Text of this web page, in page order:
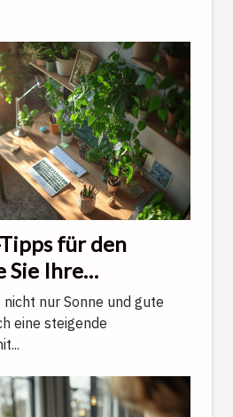
für den
Sie Ihre
effektiv
nur Sonne und gute
eine steigende